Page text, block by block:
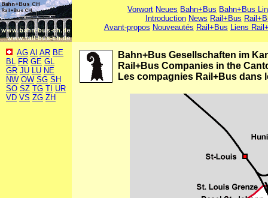
Vorwort Neues Bahn+Bus Bahn+Bus
Introduction News Rail+Bus
Avant-propos Nouveautés Rail+Bus Liens
AG AI AR BE
BL FR GE GL
GR JU LU NE
NW OW SG SH
SO SZ TG TI UR
VD VS ZG ZH
Bahn+Bus Gesellschaften im
Rail+Bus Companies in the
Les compagnies Rail+Bus dans